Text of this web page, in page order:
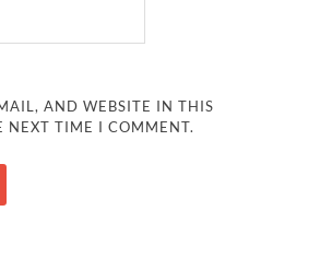
AND WEBSITE IN THIS
NEXT TIME I COMMENT.